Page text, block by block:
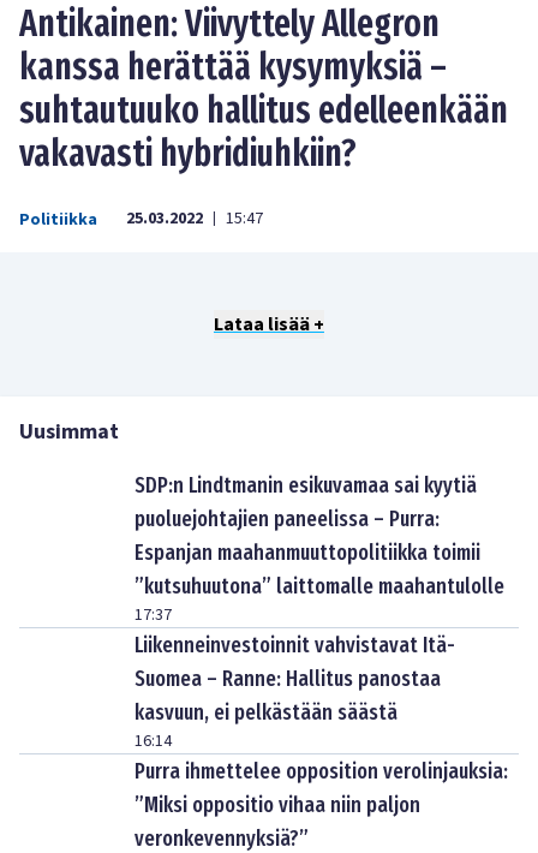
Antikainen: Viivyttely Allegron
kanssa herättää kysymyksiä –
suhtautuuko hallitus edelleenkään
vakavasti hybridiuhkiin?
Politiikka 25.03.2022 | 15:47
Lataa lisää +
Uusimmat
SDP:n Lindtmanin esikuvamaa sai kyytiä
puoluejohtajien paneelissa – Purra:
Espanjan maahanmuuttopolitiikka toimii
”kutsuhuutona” laittomalle maahantulolle
17:37
Liikenneinvestoinnit vahvistavat Itä-
Suomea – Ranne: Hallitus panostaa
kasvuun, ei pelkästään säästä
16:14
Purra ihmettelee opposition verolinjauksia:
”Miksi oppositio vihaa niin paljon
veronkevennyksiä?”